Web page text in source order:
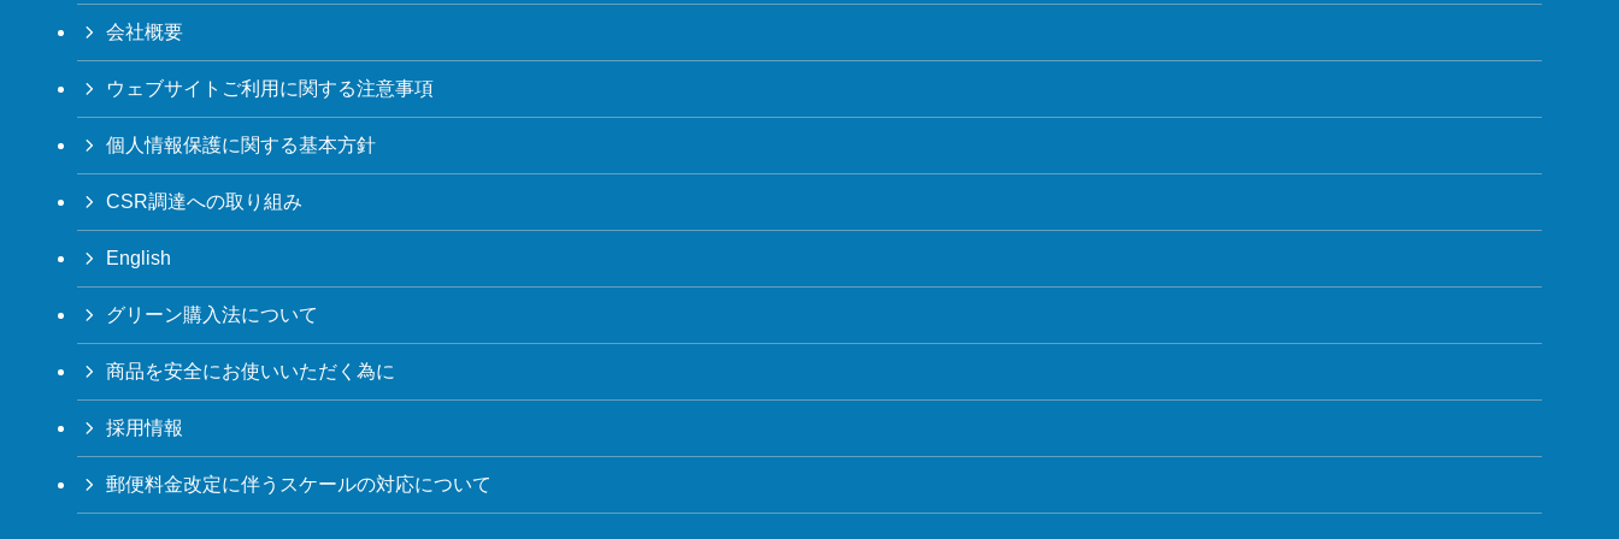
会社概要
ウェブサイトご利用に関する注意事項
個人情報保護に関する基本方針
CSR調達への取り組み
English
グリーン購入法について
商品を安全にお使いいただく為に
採用情報
郵便料金改定に伴うスケールの対応について